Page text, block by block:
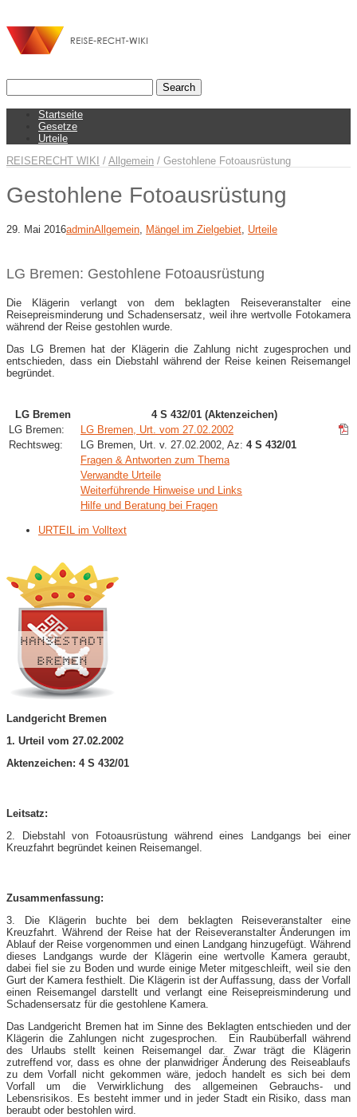
Startseite
Gesetze
Urteile
REISERECHT WIKI / Allgemein / Gestohlene Fotoausrüstung
Gestohlene Fotoausrüstung
29. Mai 2016adminAllgemein Mängel im Zielgebiet Urteile
LG Bremen: Gestohlene Fotoausrüstung
Die Klägerin verlangt von dem beklagten Reiseveranstalter eine
Reisepreisminderung und Schadensersatz, weil ihre wertvolle Fotokamera
während der Reise gestohlen wurde.
Das LG Bremen hat der Klägerin die Zahlung nicht zugesprochen und
entschieden, dass ein Diebstahl während der Reise keinen Reisemangel
begründet.
LG Bremen
4 S 432/01 (Aktenzeichen)
LG Bremen:
LG Bremen, Urt. vom 27.02.2002
Rechtsweg:
LG Bremen, Urt. v. 27.02.2002, Az: 4 S 432/01
Fragen & Antworten zum Thema
Verwandte Urteile
Weiterführende Hinweise und Links
Hilfe und Beratung bei Fragen
URTEIL im Volltext
Landgericht Bremen
1. Urteil vom 27.02.2002
Aktenzeichen: 4 S 432/01
Leitsatz:
2. Diebstahl von Fotoausrüstung während eines Landgangs bei einer
Kreuzfahrt begründet keinen Reisemangel.
Zusammenfassung:
3. Die Klägerin buchte bei dem beklagten Reiseveranstalter eine
Kreuzfahrt. Während der Reise hat der Reiseveranstalter Änderungen im
Ablauf der Reise vorgenommen und einen Landgang hinzugefügt. Während
dieses Landgangs wurde der Klägerin eine wertvolle Kamera geraubt,
dabei fiel sie zu Boden und wurde einige Meter mitgeschleift, weil sie den
Gurt der Kamera festhielt. Die Klägerin ist der Auffassung, dass der Vorfall
einen Reisemangel darstellt und verlangt eine Reisepreisminderung und
Schadensersatz für die gestohlene Kamera.
Das Landgericht Bremen hat im Sinne des Beklagten entschieden und der
Klägerin die Zahlungen nicht zugesprochen. Ein Raubüberfall während
des Urlaubs stellt keinen Reisemangel dar. Zwar trägt die Klägerin
zutreffend vor, dass es ohne der planwidriger Änderung des Reiseablaufs
zu dem Vorfall nicht gekommen wäre, jedoch handelt es sich bei dem
Vorfall um die Verwirklichung des allgemeinen Gebrauchs- und
Lebensrisikos. Es besteht immer und in jeder Stadt ein Risiko, dass man
beraubt oder bestohlen wird.